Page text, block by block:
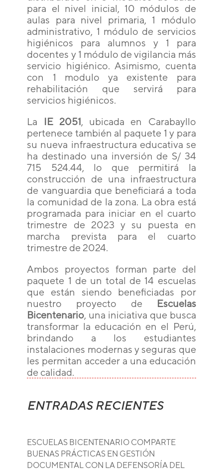
para el nivel inicial, 10 módulos de
aulas para nivel primaria, 1 módulo
administrativo, 1 módulo de servicios
higiénicos para alumnos y 1 para
docentes y 1 módulo de vigilancia más
servicio higiénico. Asimismo, cuenta
con 1 modulo ya existente para
rehabilitación que servirá para
servicios higiénicos.
La
IE 2051, ubicada en Carabayllo
pertenece también al paquete 1 y para
su nueva infraestructura educativa se
ha destinado una inversión de S/ 34
715 524.44, lo que permitirá la
construcción de una infraestructura
de vanguardia que beneficiará a toda
la comunidad de la zona. La obra está
programada para iniciar en el cuarto
trimestre de 2023 y su puesta en
marcha prevista para el cuarto
trimestre de 2024.
Ambos proyectos forman parte del
paquete 1 de un total de 14 escuelas
que están siendo beneficiadas por
nuestro proyecto de
Escuelas
Bicentenario, una iniciativa que busca
transformar la educación en el Perú,
brindando a los estudiantes
instalaciones modernas y seguras que
les permitan acceder a una educación
de calidad.
ENTRADAS RECIENTES
ESCUELAS BICENTENARIO COMPARTE
BUENAS PRÁCTICAS EN GESTIÓN
DOCUMENTAL CON LA DEFENSORÍA DEL